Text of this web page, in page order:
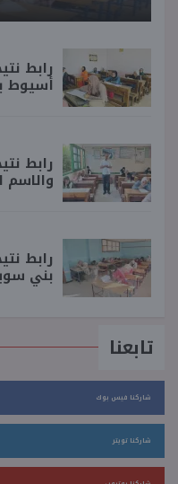
رابط
أسيوط
رابط
والاسم
رابط
بني سويف
تابعنا
شاركنا فيس بوك
شاركنا تويتر